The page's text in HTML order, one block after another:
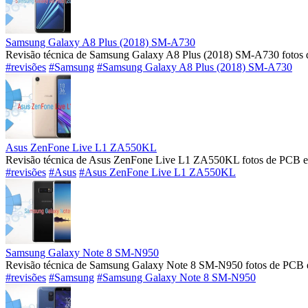
Samsung Galaxy A8 Plus (2018) SM-A730
Revisão técnica de Samsung Galaxy A8 Plus (2018) SM-A730 fotos
#revisões #Samsung #Samsung Galaxy A8 Plus (2018) SM-A730
Asus ZenFone Live L1 ZA550KL
Revisão técnica de Asus ZenFone Live L1 ZA550KL fotos de PCB e
#revisões #Asus #Asus ZenFone Live L1 ZA550KL
Samsung Galaxy Note 8 SM-N950
Revisão técnica de Samsung Galaxy Note 8 SM-N950 fotos de PCB
#revisões #Samsung #Samsung Galaxy Note 8 SM-N950